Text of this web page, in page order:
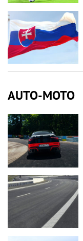
AUTO-MOTO